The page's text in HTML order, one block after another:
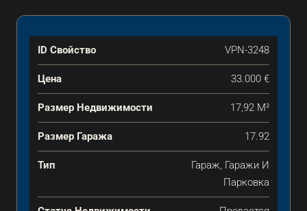
ID Свойство VPN-3248
Цена 33.000 €
Размер Недвижимости 17,92 М²
Размер Гаража 17.92
Тип
Гараж, Гаражи И
Парковка